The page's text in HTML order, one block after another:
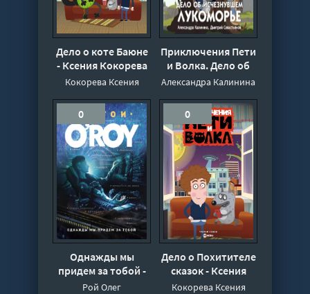
Дело о коте Баюне
- Ксения Кокорева
Кокорева Ксения
Приключения Пети
и Волка. Дело об
исчезнувшем
Калинина
Александра
Александра Калинина
0
Однажды мы
придем за тобой -
Олег Рой
Рой Олег
0
Дело о Похитителе
сказок - Ксения
Кокорева
Кокорева Ксения